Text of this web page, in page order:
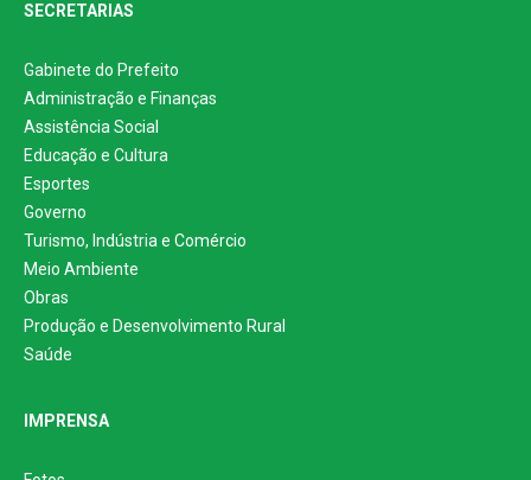
SECRETARIAS
Gabinete do Prefeito
Administração e Finanças
Assistência Social
Educação e Cultura
Esportes
Governo
Turismo, Indústria e Comércio
Meio Ambiente
Obras
Produção e Desenvolvimento Rural
Saúde
IMPRENSA